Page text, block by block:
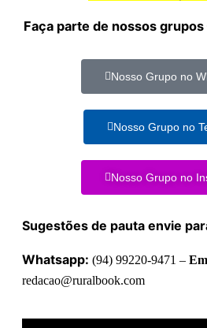
Faça parte de nossos
Nosso Grupo no
Nosso Grupo no
Nosso Grupo no
Sugestões de pauta envie
Whatsapp: (94) 99220-9471 –
redacao@ruralbook.com